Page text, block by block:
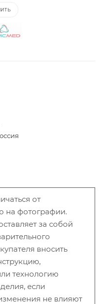
от
на фотографии.
за собой
вносить
технологию
если
не влияют